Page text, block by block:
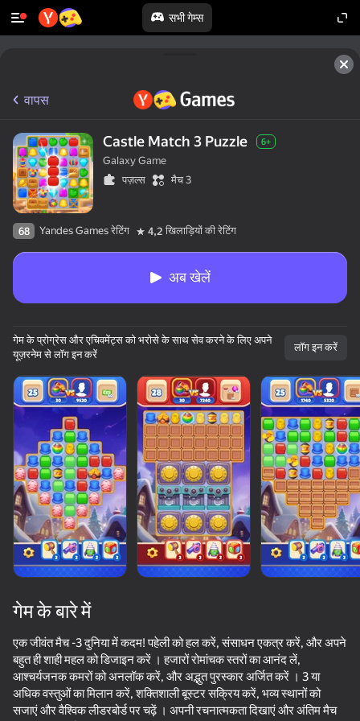
सभी गेम्स
50+ शीर्ष गेम. सभी द्वारा
पसंद किए गए. यहां तक कि “नॉन-गेमर्स”
Sandy Jam: Sand Puzzle
85
Slime Trading
61
Pixel Flow: Color Blast
84
Triple
74
वापस
Castle Match 3 Puzzle 6+
Galaxy Game
पज़ल्स
मैच 3
68 Yandes Games रेटिंग 4,2 खिलाड़ियों की रेटिंग
अब खेलें
गेम के प्रोग्रेस और एचिवमेंट्स को भरोसे के साथ सेव करने के लिए अपने
यूज़रनेम से लॉग इन करें
लॉग इन करें
गेम के बारे में
एक जीवंत मैच -3 दुनिया में कदम! पहेली को हल करें, संसाधन एकत्र करें, और अपने
बहुत ही शाही महल को डिजाइन करें । हजारों रोमांचक स्तरों का आनंद लें,
आश्चर्यजनक कमरों को अनलॉक करें, और अद्भुत पुरस्कार अर्जित करें । 3 या
अधिक वस्तुओं का मिलान करें, शक्तिशाली बूस्टर सक्रिय करें, भव्य स्थानों को
सजाएं और वैश्विक लीडरबोर्ड पर चढ़ें । अपनी रचनात्मकता दिखाएं और अंतिम मैच